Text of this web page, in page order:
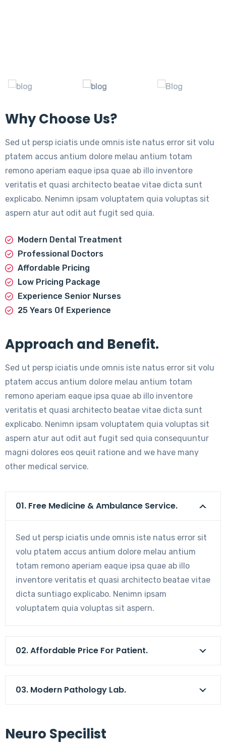
Why Choose Us?
Sed ut persp iciatis unde omnis iste natus error sit volu
ptatem accus antium dolore melau antium totam
remono aperiam eaque ipsa quae ab illo inventore
veritatis et quasi architecto beatae vitae dicta sunt
explicabo. Nenimn ipsam voluptatem quia voluptas sit
aspern atur aut odit aut fugit sed quia.
Modern Dental Treatment
Professional Doctors
Affordable Pricing
Low Pricing Package
Experience Senior Nurses
25 Years Of Experience
Approach and Benefit.
Sed ut persp iciatis unde omnis iste natus error sit volu
ptatem accus antium dolore melau antium totam
remono aperiam eaque ipsa quae ab illo inventore
veritatis et quasi architecto beatae vitae dicta sunt
explicabo. Nenimn ipsam voluptatem quia voluptas sit
aspern atur aut odit aut fugit sed quia consequuntur
magni dolores eos qeuit ratione and we have many
other medical service.
01. Free Medicine & Ambulance Service.
Sed ut persp iciatis unde omnis iste natus error sit
volu ptatem accus antium dolore melau antium
totam remono aperiam eaque ipsa quae ab illo
inventore veritatis et quasi architecto beatae vitae
dicta suntiago explicabo. Nenimn ipsam
voluptatem quia voluptas sit aspern.
02. Affordable Price For Patient.
03. Modern Pathology Lab.
Neuro Specilist